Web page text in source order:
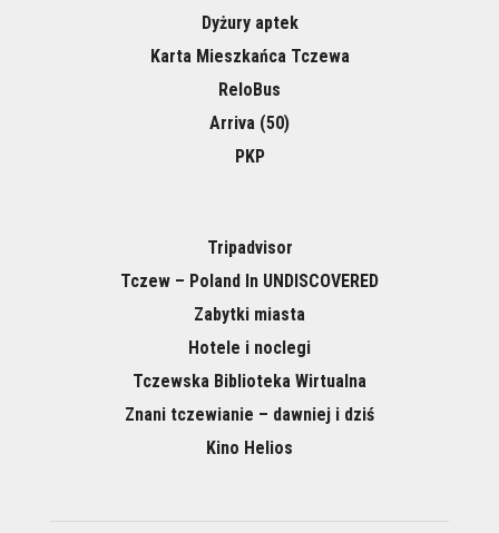
Dyżury aptek
Karta Mieszkańca Tczewa
ReloBus
Arriva (50)
PKP
Tripadvisor
Tczew – Poland In UNDISCOVERED
Zabytki miasta
Hotele i noclegi
Tczewska Biblioteka Wirtualna
Znani tczewianie – dawniej i dziś
Kino Helios